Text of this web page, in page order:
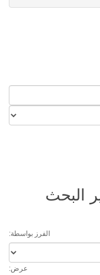
الفرز بواسطة: